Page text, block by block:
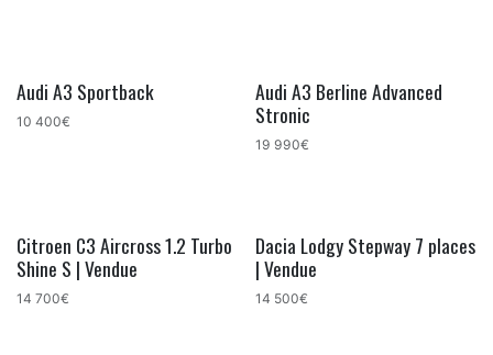
Audi A3 Sportback
10 400€
Audi A3 Berline Advanced
Stronic
19 990€
Citroen C3 Aircross 1.2 Turbo
Shine S | Vendue
14 700€
Dacia Lodgy Stepway 7 places
| Vendue
14 500€